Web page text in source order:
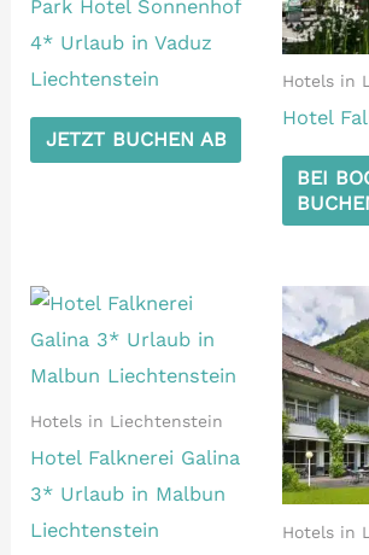
Park Hotel Sonnenhof
4* Urlaub in Vaduz
Liechtenstein
JETZT BUCHEN AB
Hotels in
Hotel
BEI
Hotels in Liechtenstein
Hotel Falknerei Galina
3* Urlaub in Malbun
Liechtenstein
Hotels in